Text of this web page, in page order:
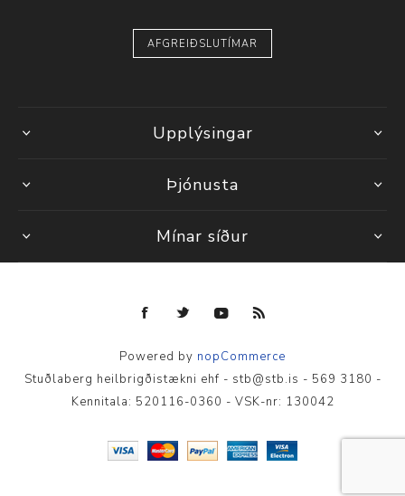
AFGREIÐSLUTÍMAR
Upplýsingar
Þjónusta
Mínar síður
Powered by nopCommerce
Stuðlaberg heilbrigðistækni ehf - stb@stb.is - 569 3180 -
Kennitala: 520116-0360 - VSK-nr: 130042